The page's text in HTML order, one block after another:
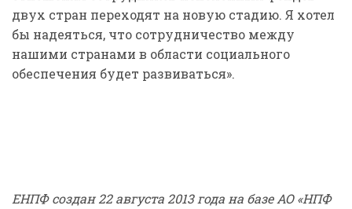
двух стран переходят на новую стадию. Я хотел
бы надеяться, что сотрудничество между
нашими странами в области социального
обеспечения будет развиваться».
ЕНПФ создан 22 августа 2013 года на базе АО «НПФ